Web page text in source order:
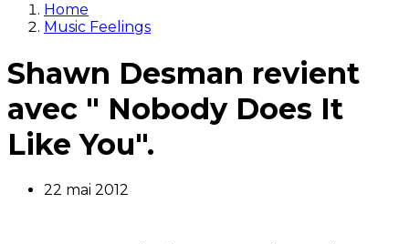
Home
Music Feelings
Shawn Desman revient
avec " Nobody Does It
Like You".
22 mai 2012